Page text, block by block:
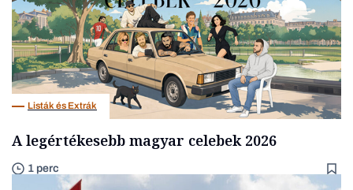
Listák és Extrák
A legértékesebb magyar celebek 2026
1 perc